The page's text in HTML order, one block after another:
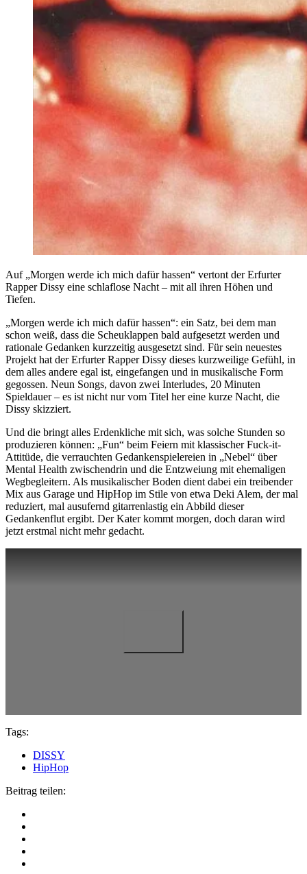
Auf „Morgen werde ich mich dafür hassen“ vertont der Erfurter
Rapper Dissy eine schlaflose Nacht – mit all ihren Höhen und
Tiefen.
„Morgen werde ich mich dafür hassen“: ein Satz, bei dem man
schon weiß, dass die Scheuklappen bald aufgesetzt werden und
rationale Gedanken kurzzeitig ausgesetzt sind. Für sein neuestes
Projekt hat der Erfurter Rapper Dissy dieses kurzweilige Gefühl, in
dem alles andere egal ist, eingefangen und in musikalische Form
gegossen. Neun Songs, davon zwei Interludes, 20 Minuten
Spieldauer – es ist nicht nur vom Titel her eine kurze Nacht, die
Dissy skizziert.
Und die bringt alles Erdenkliche mit sich, was solche Stunden so
produzieren können: „Fun“ beim Feiern mit klassischer Fuck-it-
Attitüde, die verrauchten Gedankenspielereien in „Nebel“ über
Mental Health zwischendrin und die Entzweiung mit ehemaligen
Wegbegleitern. Als musikalischer Boden dient dabei ein treibender
Mix aus Garage und HipHop im Stile von etwa Deki Alem, der mal
reduziert, mal ausufernd gitarrenlastig ein Abbild dieser
Gedankenflut ergibt. Der Kater kommt morgen, doch daran wird
jetzt erstmal nicht mehr gedacht.
Tags:
DISSY
HipHop
Beitrag teilen: